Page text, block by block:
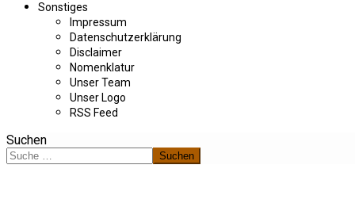
Sonstiges
Impressum
Datenschutzerklärung
Disclaimer
Nomenklatur
Unser Team
Unser Logo
RSS Feed
Suchen
Suchen